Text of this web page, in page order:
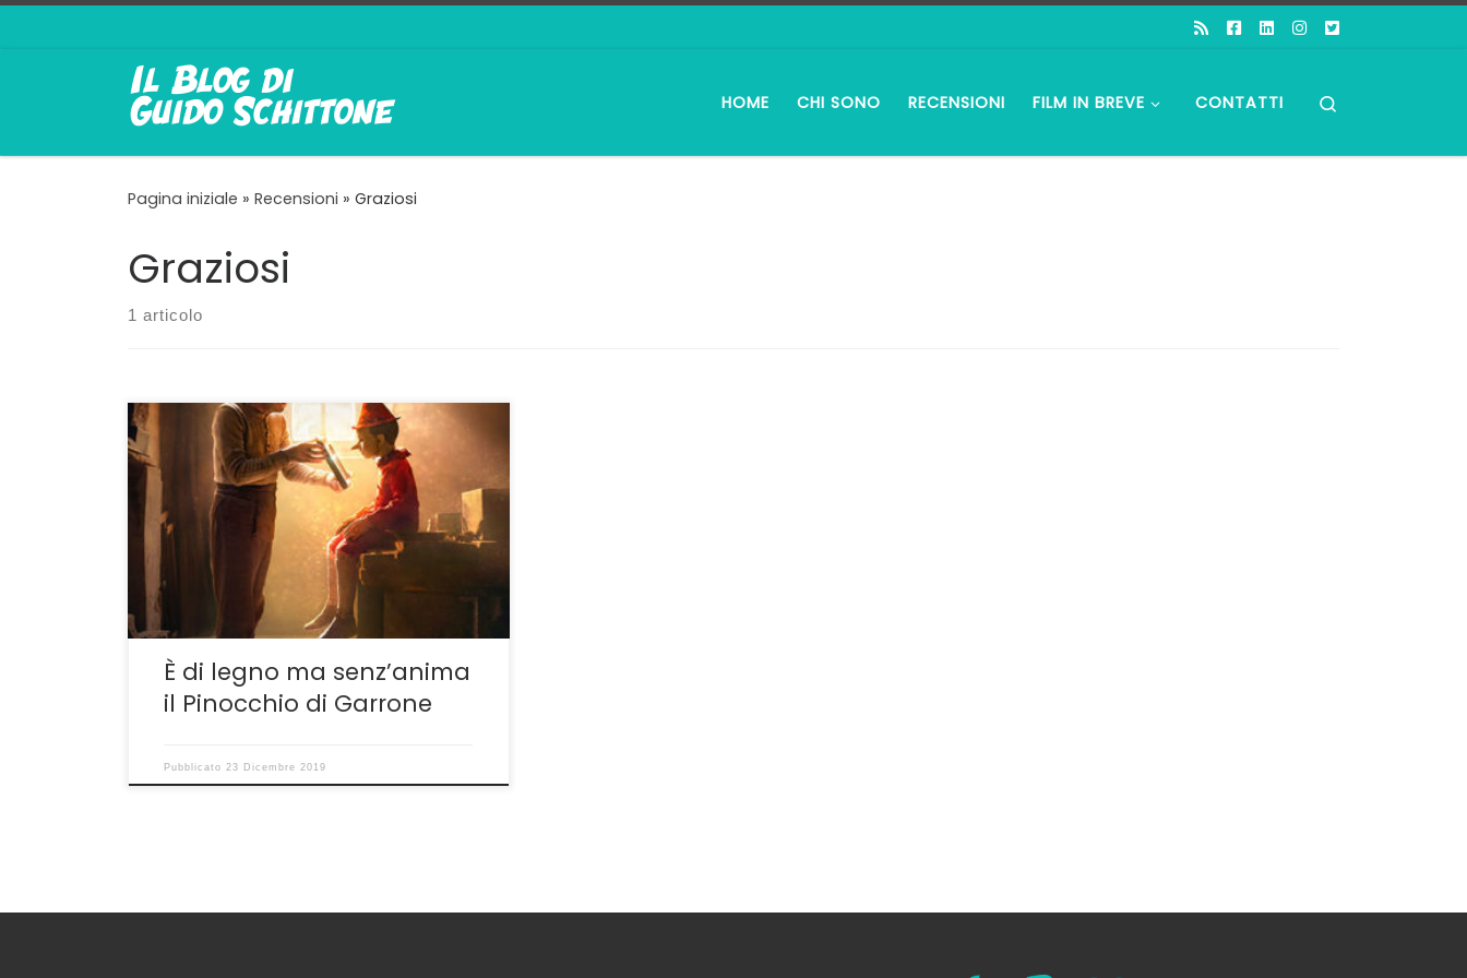
HOME CHI SONO RECENSIONI FILM IN BREVE CONTATTI
Pagina iniziale » Recensioni » Graziosi
Graziosi
1 articolo
Dispiace dirlo ma per la seconda volta…in vita
lo spettatore medio che sarei io non ha
apprezzato un film del suo autore italiano
preferito, Matteo Garrone. Era già accaduto
con l’imperfetto Il racconto dei racconti–
http://guido.sgwebitaly.it/articoli/il-racconto-
dei-racconti-se-garrone-si-limita-alla-
didascalia/ e si è ripetuto dopo la visione
della sua versione cinematografica di
Pinocchio. Troppe cose, […]
È di legno ma senz’anima
il Pinocchio di Garrone
Pubblicato 23 Dicembre 2019